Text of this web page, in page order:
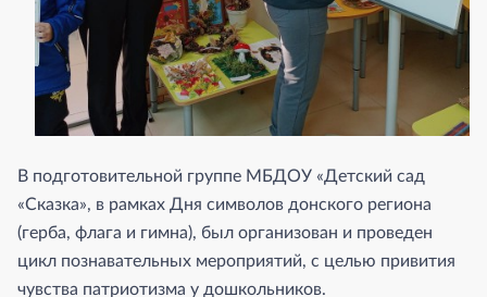
В подготовительной группе МБДОУ «Детский сад
«Сказка», в рамках Дня символов донского региона
(герба, флага и гимна), был организован и проведен
цикл познавательных мероприятий, с целью привития
чувства патриотизма у дошкольников.